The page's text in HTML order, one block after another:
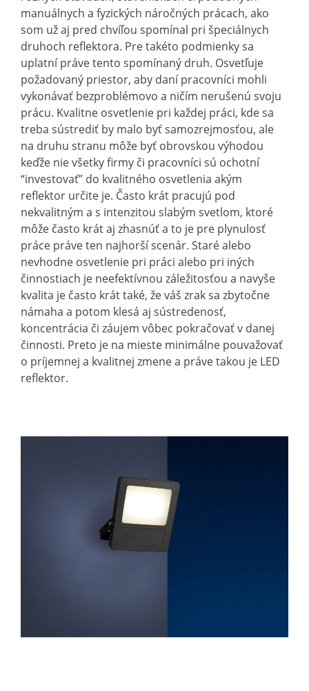
manuálnych a fyzických náročných prácach, ako
som už aj pred chvíľou spomínal pri špeciálnych
druhoch reflektora. Pre takéto podmienky sa
uplatní práve tento spomínaný druh. Osvetľuje
požadovaný priestor, aby daní pracovníci mohli
vykonávať bezproblémovo a ničím nerušenú svoju
prácu. Kvalitne osvetlenie pri každej práci, kde sa
treba sústrediť by malo byť samozrejmosťou, ale
na druhu stranu môže byť obrovskou výhodou
keďže nie všetky firmy či pracovníci sú ochotní
“investovať” do kvalitného osvetlenia akým
reflektor určite je. Často krát pracujú pod
nekvalitným a s intenzitou slabým svetlom, ktoré
môže často krát aj zhasnúť a to je pre plynulosť
práce práve ten najhorší scenár. Staré alebo
nevhodne osvetlenie pri práci alebo pri iných
činnostiach je neefektívnou záležitosťou a navyše
kvalita je často krát také, že váš zrak sa zbytočne
námaha a potom klesá aj sústredenosť,
koncentrácia či záujem vôbec pokračovať v danej
činnosti. Preto je na mieste minimálne pouvažovať
o príjemnej a kvalitnej zmene a práve takou je LED
reflektor.